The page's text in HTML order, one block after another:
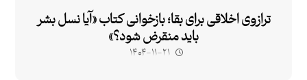
ترازوی اخلاقی برای بقا؛ بازخوانی کتاب «آیا نسل بشر
باید منقرض شود؟»
۱۴۰۴-۱۱-۲۱